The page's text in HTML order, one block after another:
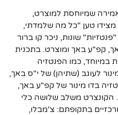
שמיוחסת למוצרט,
טען "כל מה שלמדתי,
שונות, ניכר קו ברור
קפ"ע באך ומוצרט. בתכנית
במיוחד, כמו הפנטזיה
לעוגב (שתיהן) של י"ס באך,
בדו מינור של קפ"ע באך,
הקונצרט משלב שלושה כלי
בתקופתם: צ'מבלו,